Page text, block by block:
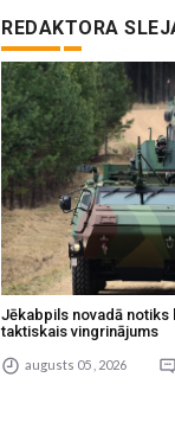
REDAKTORA
Jēkabpils novadā notiks
taktiskais vingrinājums
augusts 05 , 2026